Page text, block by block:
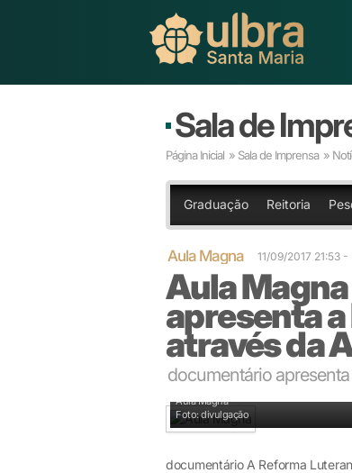
Sala de
Página Inicial » Sala de Imprensa »
Graduação Reitoria
Aula Magna 11/09/2017 21:53 -
Aula
apresenta
através da
documentário
Aula Magna
Foto: divulgação
documentário A Reforma